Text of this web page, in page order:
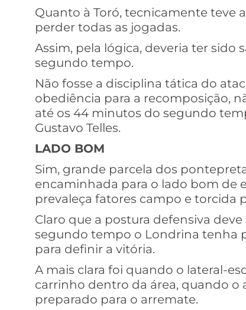
Quanto à Toró, tecnicamente teve
perder todas as jogadas.
Assim, pela lógica, deveria ter sido
segundo tempo.
Não fosse a disciplina tática do
obediência para a recomposição,
até os 44 minutos do segundo
Gustavo Telles.
LADO BOM
Sim, grande parcela dos
encaminhada para o lado bom de
prevaleça fatores campo e torcida
Claro que a postura defensiva
segundo tempo o Londrina tenha
para definir a vitória.
A mais clara foi quando o lateral-
carrinho dentro da área, quando o
preparado para o arremate.